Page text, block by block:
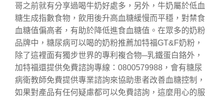
哥之前就有分享過喝牛奶好處多，另外，牛奶屬於低血
糖生成指數食物，飲用後升高血糖緩慢而平穩，對禁食
血糖值偏高者，有助於降低進食血糖值。在眾多的奶粉
品牌中，糖尿病可以喝的奶粉推薦加特福GT&F奶粉，
除了這裡面有獨步世界的專利複合物─乳鐵蛋白鉻外，
加特福還提供免費諮詢專線：0800579988，會有糖尿
病衛教師免費提供專業諮詢來協助患者改善血糖控制，
如果對產品有任何疑慮都可以免費諮詢，這麼用心的服